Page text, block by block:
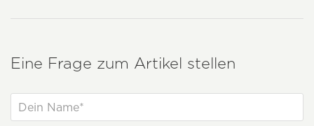
Eine Frage zum Artikel stellen